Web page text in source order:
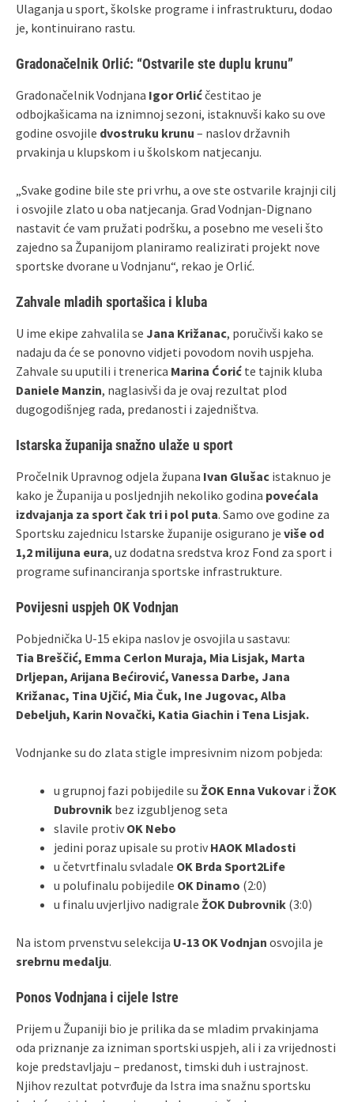
Ulaganja u sport, školske programe i infrastrukturu, dodao
je, kontinuirano rastu.
Gradonačelnik Orlić: “Ostvarile ste duplu krunu”
Gradonačelnik Vodnjana Igor Orlićčestitao je
odbojkašicama na iznimnoj sezoni, istaknuvši kako su ove
godine osvojile dvostruku krunu – naslov državnih
prvakinja u klupskom i u školskom natjecanju.
„Svake godine bile ste pri vrhu, a ove ste ostvarile krajnji cilj
i osvojile zlato u oba natjecanja. Grad Vodnjan-Dignano
nastavit će vam pružati podršku, a posebno me veseli što
zajedno sa Županijom planiramo realizirati projekt nove
sportske dvorane u Vodnjanu“, rekao je Orlić.
Zahvale mladih sportašica i kluba
U ime ekipe zahvalila se Jana Križanac, poručivši kako se
nadaju da će se ponovno vidjeti povodom novih uspjeha.
Zahvale su uputili i trenerica Marina Ćorić te tajnik kluba
Daniele Manzin, naglasivši da je ovaj rezultat plod
dugogodišnjeg rada, predanosti i zajedništva.
Istarska županija snažno ulaže u sport
Pročelnik Upravnog odjela župana Ivan Glušac istaknuo je
kako je Županija u posljednjih nekoliko godina povećala
izdvajanja za sport čak tri i pol puta. Samo ove godine za
Sportsku zajednicu Istarske županije osigurano je više od
1,2 milijuna eura, uz dodatna sredstva kroz Fond za sport i
programe sufinanciranja sportske infrastrukture.
Povijesni uspjeh OK Vodnjan
Pobjednička U‑15 ekipa naslov je osvojila u sastavu:
Tia Breščić, Emma Cerlon Muraja, Mia Lisjak, Marta
Drljepan, Arijana Bećirović, Vanessa Darbe, Jana
Križanac, Tina Ujčić, Mia Čuk, Ine Jugovac, Alba
Debeljuh, Karin Novački, Katia Giachin i Tena Lisjak.
Vodnjanke su do zlata stigle impresivnim nizom pobjeda:
u grupnoj fazi pobijedile su ŽOK Enna Vukovari ŽOK
Dubrovnik bez izgubljenog seta
slavile protiv OK Nebo
jedini poraz upisale su protiv HAOK Mladosti
u četvrtfinalu svladale OK Brda Sport2Life
u polufinalu pobijedile OK Dinamo (2:0)
u finalu uvjerljivo nadigrale ŽOK Dubrovnik (3:0)
Na istom prvenstvu selekcija U‑13 OK Vodnjan osvojila je
srebrnu medalju.
Ponos Vodnjana i cijele Istre
Prijem u Županiji bio je prilika da se mladim prvakinjama
oda priznanje za izniman sportski uspjeh, ali i za vrijednosti
koje predstavljaju – predanost, timski duh i ustrajnost.
Njihov rezultat potvrđuje da Istra ima snažnu sportsku